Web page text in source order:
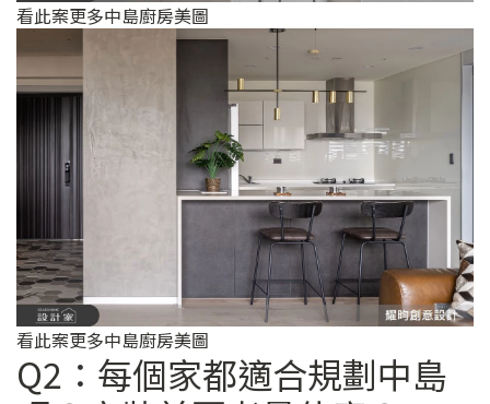
看此案更多中島廚房美圖
看此案更多中島廚房美圖
Q2：每個家都適合規劃中島